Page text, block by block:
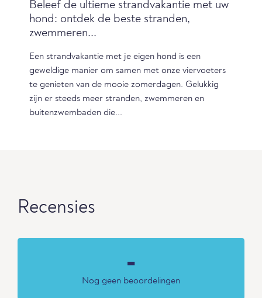
Beleef de ultieme strandvakantie met uw
hond: ontdek de beste stranden,
zwemmeren...
Een strandvakantie met je eigen hond is een
geweldige manier om samen met onze viervoeters
te genieten van de mooie zomerdagen. Gelukkig
zijn er steeds meer stranden, zwemmeren en
buitenzwembaden die...
Recensies
-
Nog geen beoordelingen